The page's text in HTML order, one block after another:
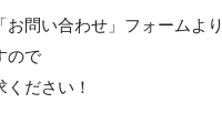
お問い合わせ」フォームより
ので
ださい！